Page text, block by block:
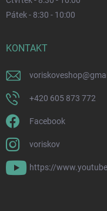
Pátek - 8:30 - 10:00
KONTAKT
voriskoveshop@
+420 605 873 772
Facebook
voriskov
https://